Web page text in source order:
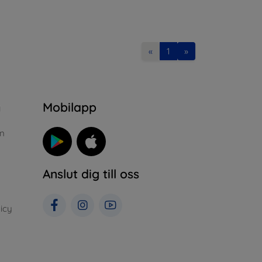
« 1 »
Mobilapp
Anslut dig till oss